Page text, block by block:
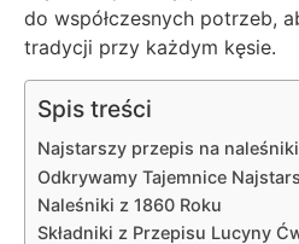
do współczesnych potrzeb,
tradycji przy każdym kęsie.
Spis treści
Najstarszy przepis na naleśniki
Odkrywamy Tajemnice
Naleśniki z 1860 Roku
Składniki z Przepisu Lucyny